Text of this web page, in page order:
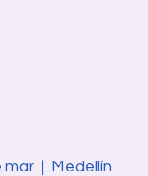
mar
  |
Medellín